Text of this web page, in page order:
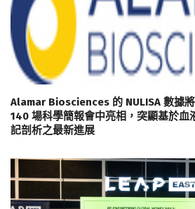
Alamar Biosciences 的 NULISA 數據
140 場科學簡報會中亮相，突顯基於血
記剖析之最新進展